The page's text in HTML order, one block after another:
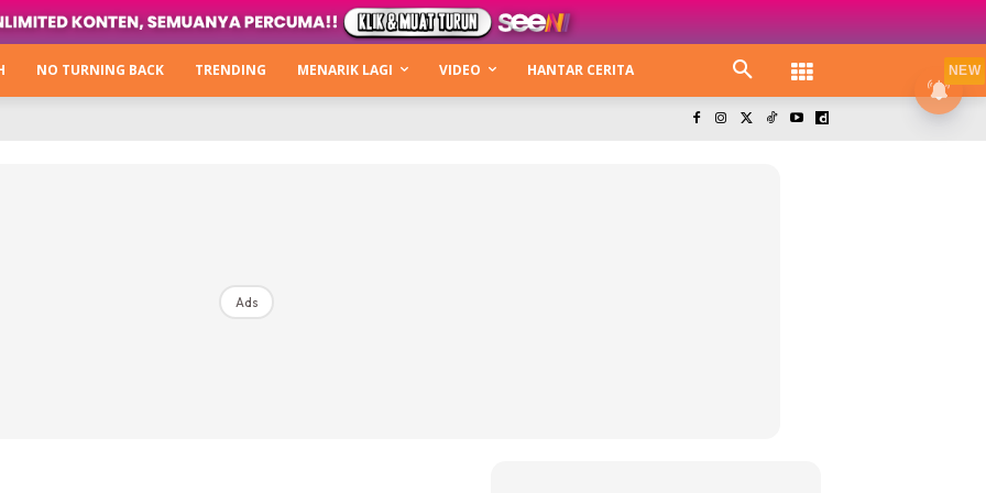
Hijabista
Next Level
NO TURNING BACK TRENDING MENARIK LAGI VIDEO HANTAR CERITA
Ads
NEW